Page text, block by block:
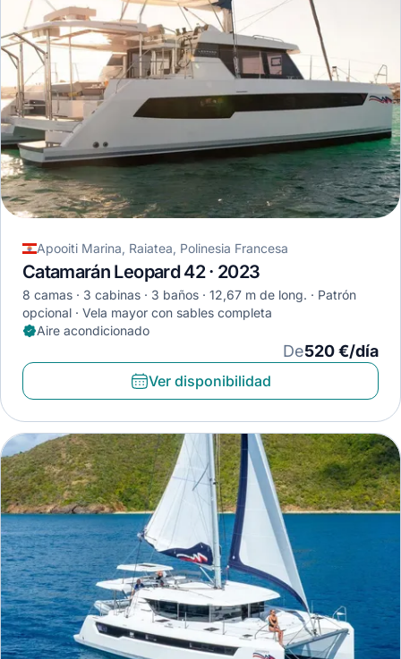
Apooiti Marina, Raiatea, Polinesia Francesa
Catamarán Leopard 42 · 2023
8 camas 3 cabinas 3 baños 12,67 m de long.
Patrón
opcional
Vela mayor con sables completa
Aire acondicionado
De520 €/día
Ver disponibilidad